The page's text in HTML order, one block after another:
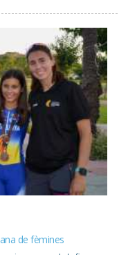
de fèmines